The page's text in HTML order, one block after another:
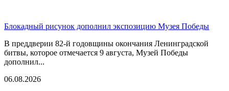
Блокадный рисунок дополнил экспозицию Музея Победы
В преддверии 82-й годовщины окончания Ленинградской
битвы, которое отмечается 9 августа, Музей Победы
дополнил...
06.08.2026